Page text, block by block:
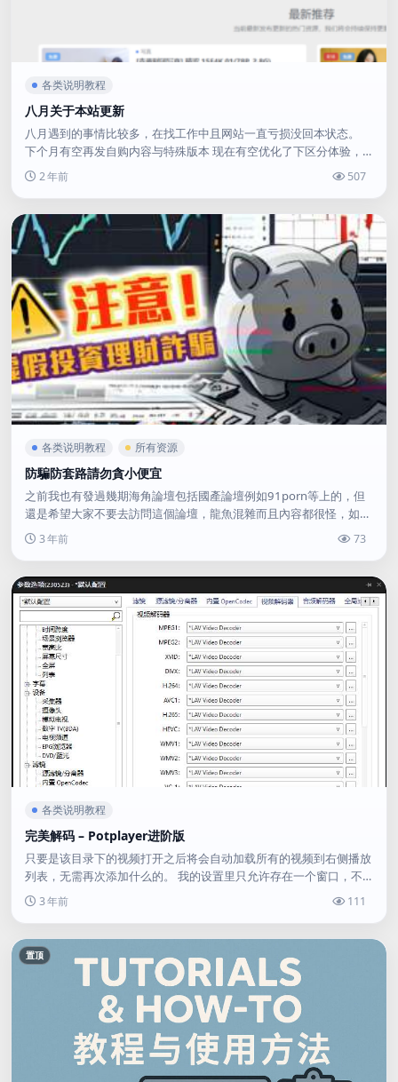
各类说明教程
八月关于本站更新
八月遇到的事情比较多，在找工作中且网站一直亏损没回本状态。
下个月有空再发自购内容与特殊版本 现在有空优化了下区分体验，
更能容易显示R18 免费与VIP免费内容，如果有其他bu...
2 年前 507
各类说明教程 所有资源
防騙防套路請勿貪小便宜
之前我也有發過幾期海角論壇包括國產論壇例如91porn等上的，但
還是希望大家不要去訪問這個論壇，龍魚混雜而且內容都很怪，如果
你要說有真實發生的話那也是極少數，大多數都是劇本或者...
3 年前 73
各类说明教程
完美解码 – Potplayer进阶版
只要是该目录下的视频打开之后将会自动加载所有的视频到右侧播放
列表，无需再次添加什么的。 我的设置里只允许存在一个窗口，不
需要的请自行关闭。 集成了LAV解码器，并且一键配置完成...
3 年前 111
置顶